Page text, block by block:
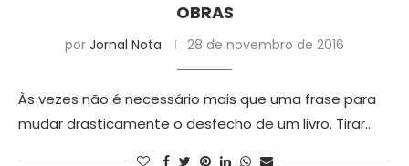
OBRAS
por Jornal Nota 28 de novembro de 2016
Às vezes não é necessário mais que uma frase para
mudar drasticamente o desfecho de um livro. Tirar…